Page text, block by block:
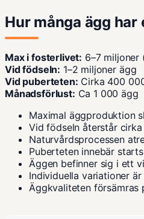
Hur många ägg
Max i fosterlivet: 6–7 miljoner
Vid födseln: 1–2 miljoner ägg
Vid puberteten: Cirka 400
Månadsförlust: Ca 1 000 ägg
Maximal äggproduktion
Vid födseln återstår
Naturvårdsprocessen
Puberteten innebär
Äggen befinner sig i ett
Individuella variationer
Äggkvaliteten försämras